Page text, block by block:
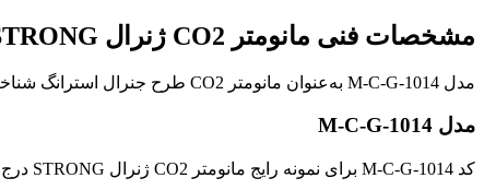
مشخصات فنی مانومتر CO2 ژنرال STRONG
مدل M-C-G-1014 به‌عنوان مانومتر CO2 طرح جنرال استرانگ شناخته می‌شود و برای نصب روی کپسول دی‌اکسیدکربن طراحی شده است.
مدل M-C-G-1014
کد M-C-G-1014 برای نمونه رایج مانومتر CO2 ژنرال STRONG درج شده است. حرف C در کد محصول به کاربری CO2 و حرف G به طراحی جنرال اشاره دارد.